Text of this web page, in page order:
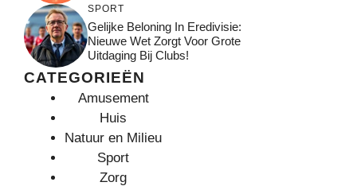
SPORT
Gelijke Beloning In Eredivisie:
Nieuwe Wet Zorgt Voor Grote
Uitdaging Bij Clubs!
CATEGORIEËN
Amusement
Huis
Natuur en Milieu
Sport
Zorg